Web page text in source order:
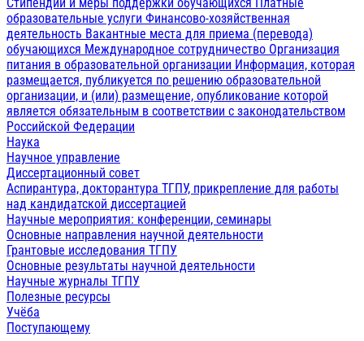
образовательные услуги Финансово-хозяйственная
деятельность Вакантные места для приема (перевода)
обучающихся Международное сотрудничество Организация
питания в образовательной организации Информация, которая
размещается, публикуется по решению образовательной
организации, и (или) размещение, опубликование которой
является обязательным в соответствии с законодательством
Российской Федерации
Наука
Научное управление
Диссертационный совет
Аспирантура, докторантура ТГПУ, прикрепление для работы
над кандидатской диссертацией
Научные мероприятия: конференции, семинары
Основные направления научной деятельности
Грантовые исследования ТГПУ
Основные результаты научной деятельности
Научные журналы ТГПУ
Полезные ресурсы
Учёба
Поступающему